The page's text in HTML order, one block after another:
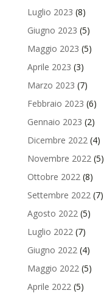
Luglio 2023 (8)
Giugno 2023 (5)
Maggio 2023 (5)
Aprile 2023 (3)
Marzo 2023 (7)
Febbraio 2023 (6)
Gennaio 2023 (2)
Dicembre 2022 (4)
Novembre 2022 (5)
Ottobre 2022 (8)
Settembre 2022 (7)
Agosto 2022 (5)
Luglio 2022 (7)
Giugno 2022 (4)
Maggio 2022 (5)
Aprile 2022 (5)